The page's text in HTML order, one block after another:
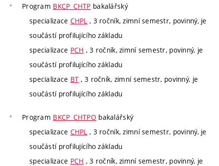
Program BKCP_CHTP bakalářský
specializace CHPL , 3 ročník, zimní semestr, povinný, je
součástí profilujícího základu
specializace PCH , 3 ročník, zimní semestr, povinný, je
součástí profilujícího základu
specializace BT , 3 ročník, zimní semestr, povinný, je
součástí profilujícího základu
Program BKCP_CHTPO bakalářský
specializace CHPL , 3 ročník, zimní semestr, povinný, je
součástí profilujícího základu
specializace PCH , 3 ročník, zimní semestr, povinný, je